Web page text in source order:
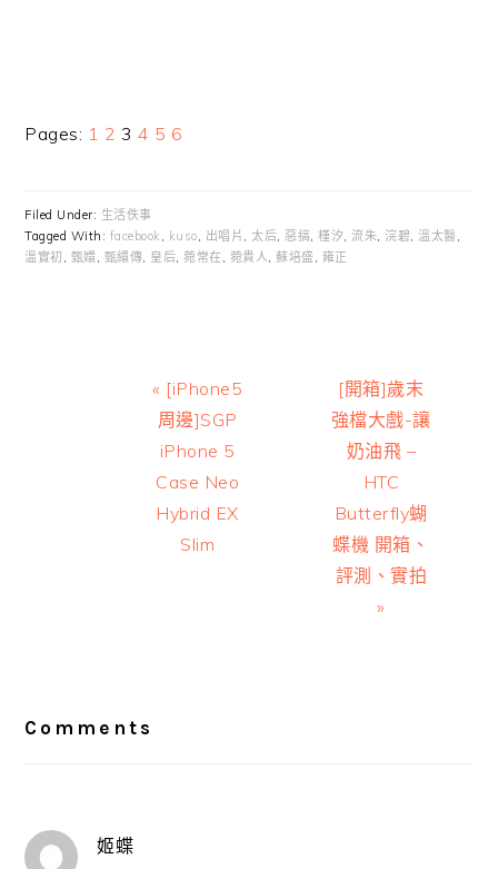
Pages: Page
1 Page
2 Page
3 Page
4 Page
5 Page
6
Filed Under: 生活佚事
Tagged With: facebook, kuso, 出唱片 ,太后,惡搞,槿汐,流朱,浣碧,溫太醫 ,
溫實初 , 甄嬛, 甄繯傳, 皇后,菀常在 , 菀貴人,蘇培盛 , 雍正
Previous
Post:
« [iPhone5
周邊]SGP
iPhone 5
Case Neo
Hybrid EX
Slim
Next
Post:
[開箱]歲末
強檔大戲-讓
奶油飛 –
HTC
Butterfly蝴
蝶機 開箱、
評測、實拍
»
Comments
姬蝶